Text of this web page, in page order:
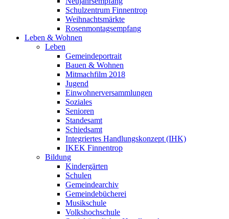
Schulzentrum Finnentrop
Weihnachtsmärkte
Rosenmontagsempfang
Leben & Wohnen
Leben
Gemeindeportrait
Bauen & Wohnen
Mitmachfilm 2018
Jugend
Einwohnerversammlungen
Soziales
Senioren
Standesamt
Schiedsamt
Integriertes Handlungskonzept (IHK)
IKEK Finnentrop
Bildung
Kindergärten
Schulen
Gemeindearchiv
Gemeindebücherei
Musikschule
Volkshochschule